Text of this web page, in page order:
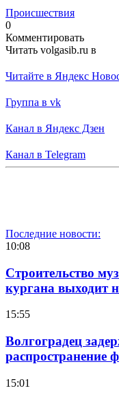
Происшествия
0
Комментировать
Читать volgasib.ru в
Читайте в Яндекс
Группа в vk
Канал в Яндекс Дзен
Канал в Telegram
Последние новости:
10:08
Строительство
кургана
15:55
Волгоградец
распространение
15:01